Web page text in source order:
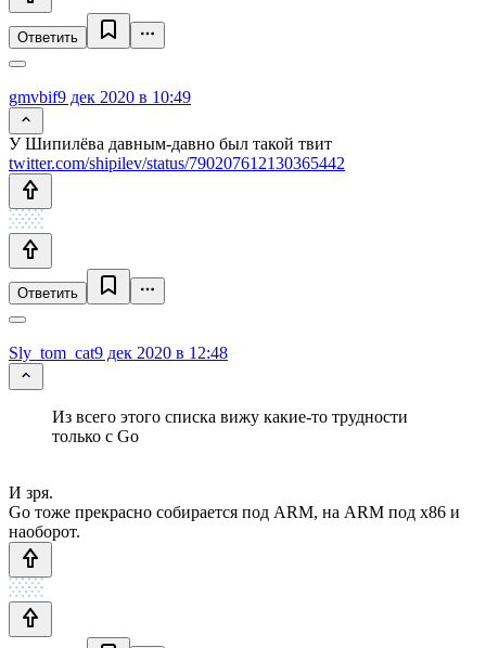
Ответить
gmvbif9 дек 2020 в 10:49
У Шипилёва давным-давно был такой твит
twitter.com/shipilev/status/790207612130365442
Ответить
Sly_tom_cat9 дек 2020 в 12:48
Из всего этого списка вижу какие-то трудности
только с Go
И зря.
Go тоже прекрасно собирается под ARM, на ARM под x86 и
наоборот.